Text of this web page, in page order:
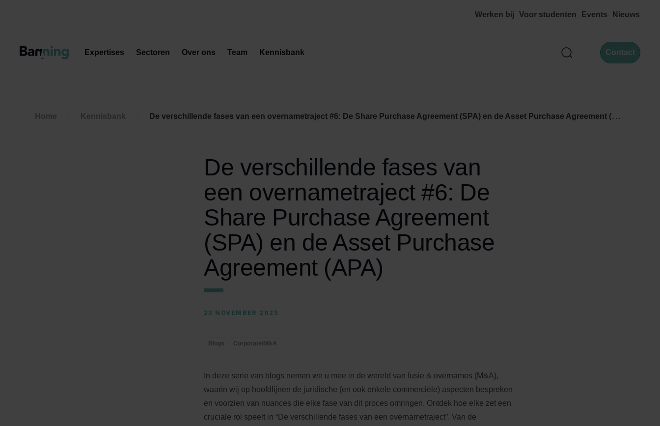
Werken bij Voor studenten Events Nieuws
Zoek Contact
Expertises Sectoren Over ons Team Kennisbank
Home Kennisbank De verschillende fases van een overnametraject #6: De Share Purchase Agreement (SPA) en de Asset Purchase Agreement (APA)
De verschillende fases van
een overnametraject #6: De
Share Purchase Agreement
(SPA) en de Asset Purchase
Agreement (APA)
23 NOVEMBER 2023
Blogs Corporate/M&A
In deze serie van blogs nemen we u mee in de wereld van fusie & overnames (M&A),
waarin wij op hoofdlijnen de juridische (en ook enkele commerciële) aspecten bespreken
en voorzien van nuances die elke fase van dit proces omringen. Ontdek hoe elke zet een
cruciale rol speelt in “De verschillende fases van een overnametraject”. Van de